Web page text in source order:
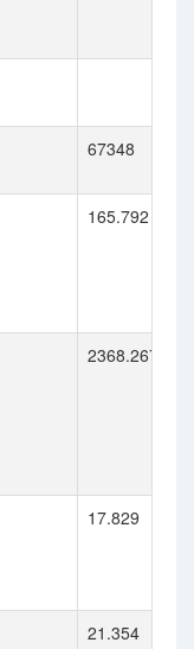
67348
165.792
2368.267
17.829
21.354